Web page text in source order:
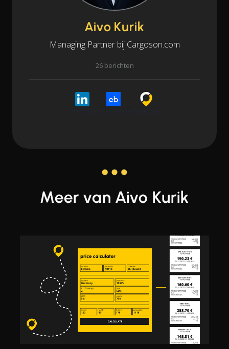
Aivo Kurik
Managing Partner bij Cargoson.com
26 berichten
Meer van Aivo Kurik